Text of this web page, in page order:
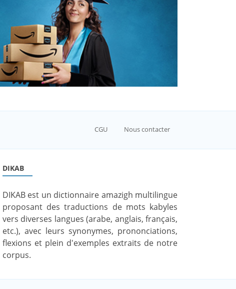
CGU Nous contacter
DIKAB
DIKAB est un dictionnaire amazigh multilingue
proposant des traductions de mots kabyles
vers diverses langues (arabe, anglais, français,
etc.), avec leurs synonymes, prononciations,
flexions et plein d'exemples extraits de notre
corpus.